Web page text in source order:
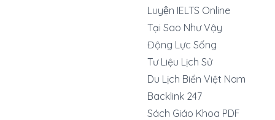
Luyện IELTS Online
Tại Sao Như Vậy
Động Lực Sống
Tư Liệu Lịch Sử
Du Lịch Biển Việt Nam
Backlink 247
Sách Giáo Khoa PDF